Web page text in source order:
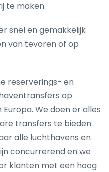
te maken.
snel en gemakkelijk
van tevoren of op
reserverings- en
op
We doen er alles
transfers te bieden
alle luchthavens en
concurrerend en we
klanten met een hoog